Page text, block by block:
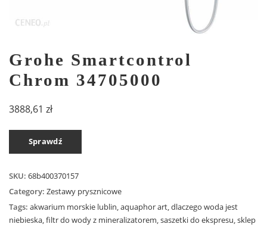
Grohe Smartcontrol
Chrom 34705000
3888,61 zł
Sprawdź
SKU: 68b400370157
Category: Zestawy prysznicowe
Tags: akwarium morskie lublin,aquaphor art,dlaczego woda jest
niebieska,filtr do wody z mineralizatorem,saszetki do ekspresu,sklep